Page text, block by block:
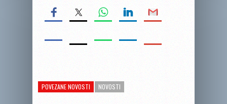
POVEZANE NOVOSTI NOVOSTI